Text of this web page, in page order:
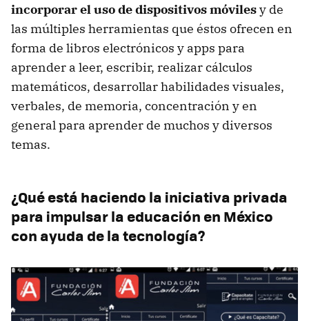
incorporar el uso de dispositivos móvilesy de
las múltiples herramientas que éstos ofrecen en
forma de libros electrónicos y apps para
aprender a leer, escribir, realizar cálculos
matemáticos, desarrollar habilidades visuales,
verbales, de memoria, concentración y en
general para aprender de muchos y diversos
temas.
¿Qué está haciendo la iniciativa privada
para impulsar la educación en México
con ayuda de la tecnología?